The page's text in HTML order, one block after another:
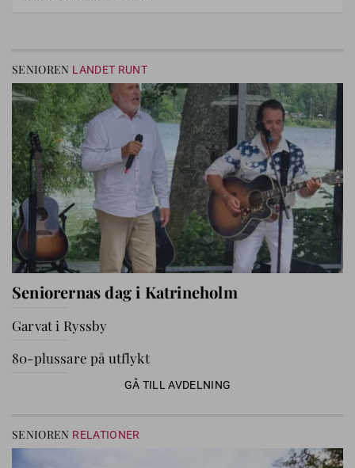
SENIOREN LANDET RUNT
Seniorernas dag i Katrineholm
Garvat i Ryssby
80-plussare på utflykt
GÅ TILL AVDELNING
SENIOREN RELATIONER